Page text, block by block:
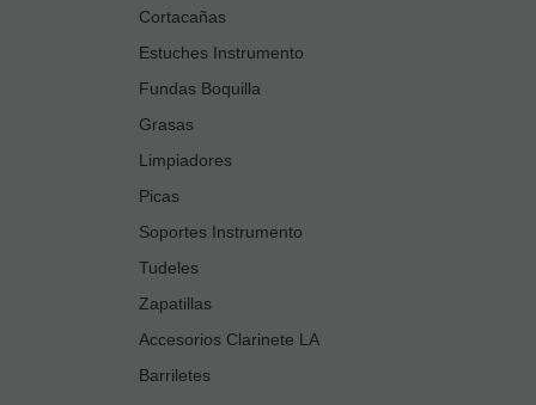
Cortacañas
Estuches Instrumento
Fundas Boquilla
Grasas
Limpiadores
Picas
Soportes Instrumento
Tudeles
Zapatillas
Accesorios Clarinete LA
Barriletes